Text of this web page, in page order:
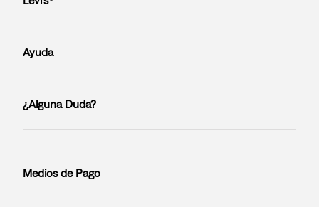
Ayuda
¿Alguna Duda?
Medios de Pago